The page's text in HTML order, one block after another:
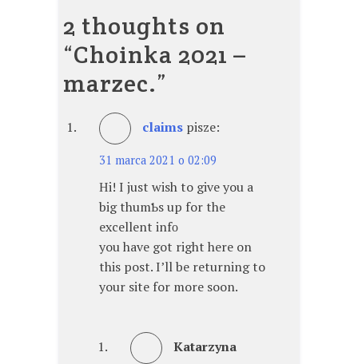
2 thoughts on
“Choinka 2021 –
marzec.”
claims pisze:
31 marca 2021 o 02:09
Ηi! I just wish to give you a
big thumƄs up for the
excellent infο
you have got right here on
this post. I’ll be returning to
your site for more soon.
Katarzyna